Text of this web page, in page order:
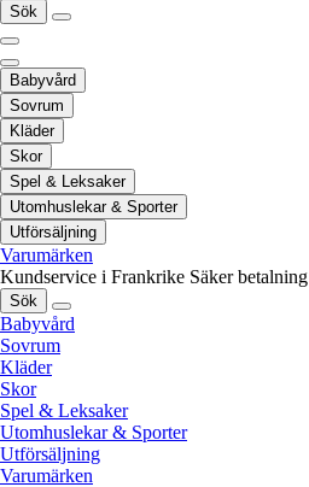
Sök
Babyvård
Sovrum
Kläder
Skor
Spel & Leksaker
Utomhuslekar & Sporter
Utförsäljning
Varumärken
Kundservice i Frankrike Säker betalning
Sök
Babyvård
Sovrum
Kläder
Skor
Spel & Leksaker
Utomhuslekar & Sporter
Utförsäljning
Varumärken